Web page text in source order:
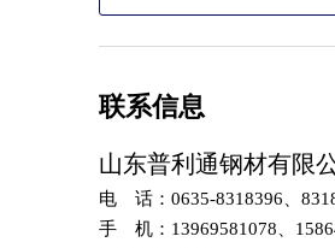
联系信息
山东普利通钢材有限
电 话：0635-8318396、
手 机：13969581078、